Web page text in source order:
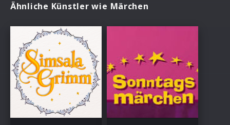
Ähnliche Künstler wie Märchen